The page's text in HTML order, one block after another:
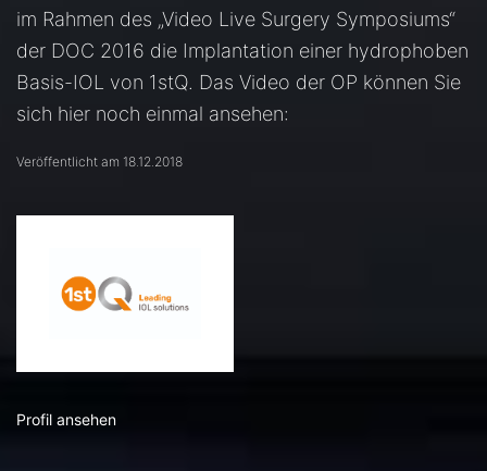
im Rahmen des „Video Live Surgery Symposiums“
der DOC 2016 die Implantation einer hydrophoben
Basis-IOL von 1stQ. Das Video der OP können Sie
sich hier noch einmal ansehen:
Veröffentlicht am 18.12.2018
Profil ansehen